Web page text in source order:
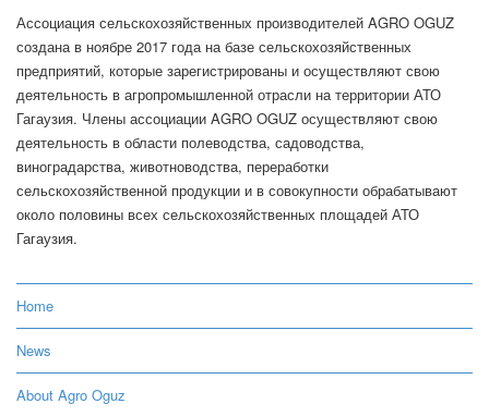
Ассоциация сельскохозяйственных производителей AGRO OGUZ
создана в ноябре 2017 года на базе сельскохозяйственных
предприятий, которые зарегистрированы и осуществляют свою
деятельность в агропромышленной отрасли на территории АТО
Гагаузия. Члены ассоциации AGRO OGUZ осуществляют свою
деятельность в области полеводства, садоводства,
виноградарства, животноводства, переработки
сельскохозяйственной продукции и в совокупности обрабатывают
около половины всех сельскохозяйственных площадей АТО
Гагаузия.
Home
News
About Agro Oguz